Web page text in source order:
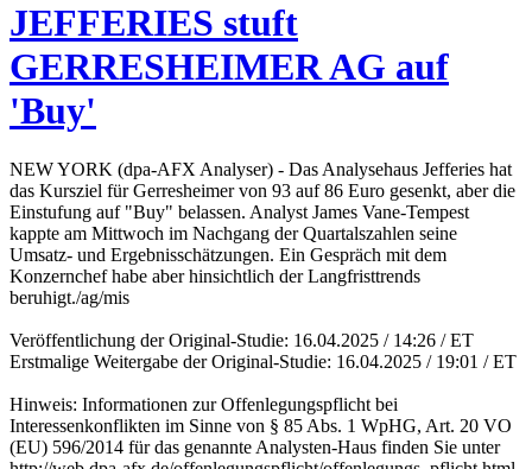
JEFFERIES stuft
GERRESHEIMER AG auf
'Buy'
NEW YORK (dpa-AFX Analyser) - Das Analysehaus Jefferies hat
das Kursziel für Gerresheimer von 93 auf 86 Euro gesenkt, aber die
Einstufung auf "Buy" belassen. Analyst James Vane-Tempest
kappte am Mittwoch im Nachgang der Quartalszahlen seine
Umsatz- und Ergebnisschätzungen. Ein Gespräch mit dem
Konzernchef habe aber hinsichtlich der Langfristtrends
beruhigt./ag/mis
Veröffentlichung der Original-Studie: 16.04.2025 / 14:26 / ET
Erstmalige Weitergabe der Original-Studie: 16.04.2025 / 19:01 / ET
Hinweis: Informationen zur Offenlegungspflicht bei
Interessenkonflikten im Sinne von § 85 Abs. 1 WpHG, Art. 20 VO
(EU) 596/2014 für das genannte Analysten-Haus finden Sie unter